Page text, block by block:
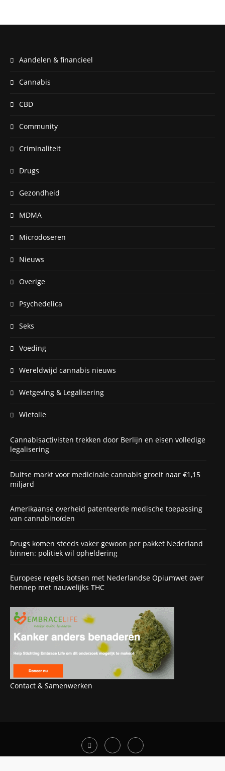
Aandelen & financieel
Cannabis
CBD
Community
Criminaliteit
Drugs
Gezondheid
MDMA
Microdoseren
Nieuws
Overige
Psychedelica
Seks
Voeding
Wereldwijd cannabis nieuws
Wetgeving & Legalisering
Wietolie
Cannabisactivisten trekken door Berlijn en eisen volledige
legalisering
Duitse markt voor medicinale cannabis groeit naar €1,15
miljard
Amerikaanse overheid patenteerde medische toepassing
van cannabinoïden
Drugs komen steeds vaker gewoon per pakket Nederland
binnen: politiek wil opheldering
Europese regels botsen met Nederlandse Opiumwet over
hennep met nauwelijks THC
Contact & Samenwerken